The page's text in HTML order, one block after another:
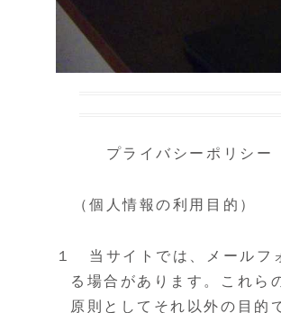
プライバシーポリシー
（個人情報の利用目的）
１ 当サイトでは、メールフ
る場合があります。これら
原則としてそれ以外の目的